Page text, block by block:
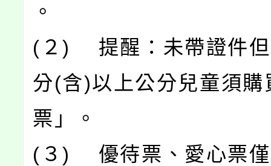
。
(２) 提醒：未帶證件但
分(含)以上公分兒童須購
票」。
(３) 優待票、愛心票僅